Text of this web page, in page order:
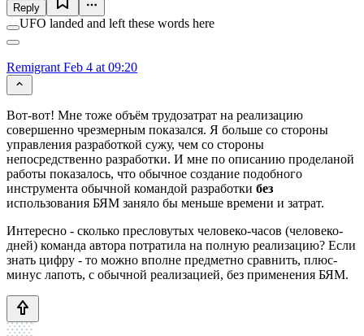
Reply
UFO landed and left these words here
Remigrant Feb 4 at 09:20
Вот-вот! Мне тоже объём трудозатрат на реализацию
совершенно чрезмерным показался. Я больше со стороны
управления разработкой сужу, чем со стороны
непосредственно разработки. И мне по описанию проделаной
работы показалось, что обычное создание подобного
инструмента обычной командой разработки без
использования БЯМ заняло бы меньше времени и затрат.
Интересно - сколько пресловутых человеко-часов (человеко-
дней) команда автора потратила на полную реализацию? Если
знать цифру - то можно вполне предметно сравнить, плюс-
минус лапоть, с обычной реализацией, без применения БЯМ.